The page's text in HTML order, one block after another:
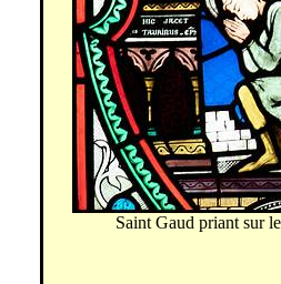
Saint Gaud priant sur